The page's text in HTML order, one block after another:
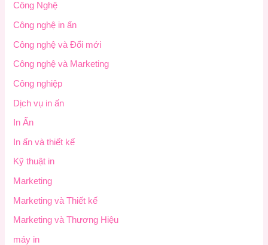
Công Nghệ
Công nghệ in ấn
Công nghệ và Đổi mới
Công nghệ và Marketing
Công nghiệp
Dịch vụ in ấn
In Ấn
In ấn và thiết kế
Kỹ thuật in
Marketing
Marketing và Thiết kế
Marketing và Thương Hiệu
máy in